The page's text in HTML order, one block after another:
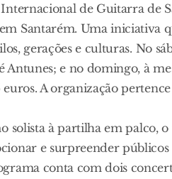
de Guitarra de
Santarém. Uma iniciativa
gerações e culturas. No
e no domingo, à
A organização
solista à partilha em palco,
e surpreender públicos
conta com dois